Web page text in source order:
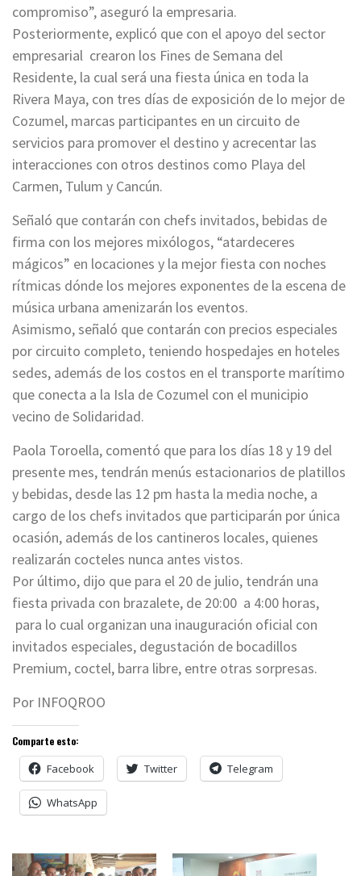
compromiso”, aseguró la empresaria.
Posteriormente, explicó que con el apoyo del sector
empresarial crearon los Fines de Semana del
Residente, la cual será una fiesta única en toda la
Rivera Maya, con tres días de exposición de lo mejor de
Cozumel, marcas participantes en un circuito de
servicios para promover el destino y acrecentar las
interacciones con otros destinos como Playa del
Carmen, Tulum y Cancún.
Señaló que contarán con chefs invitados, bebidas de
firma con los mejores mixólogos, “atardeceres
mágicos” en locaciones y la mejor fiesta con noches
rítmicas dónde los mejores exponentes de la escena de
música urbana amenizarán los eventos.
Asimismo, señaló que contarán con precios especiales
por circuito completo, teniendo hospedajes en hoteles
sedes, además de los costos en el transporte marítimo
que conecta a la Isla de Cozumel con el municipio
vecino de Solidaridad.
Paola Toroella, comentó que para los días 18 y 19 del
presente mes, tendrán menús estacionarios de platillos
y bebidas, desde las 12 pm hasta la media noche, a
cargo de los chefs invitados que participarán por única
ocasión, además de los cantineros locales, quienes
realizarán cocteles nunca antes vistos.
Por último, dijo que para el 20 de julio, tendrán una
fiesta privada con brazalete, de 20:00 a 4:00 horas,
para lo cual organizan una inauguración oficial con
invitados especiales, degustación de bocadillos
Premium, coctel, barra libre, entre otras sorpresas.
Por INFOQROO
Comparte esto:
Facebook Twitter Telegram
WhatsApp